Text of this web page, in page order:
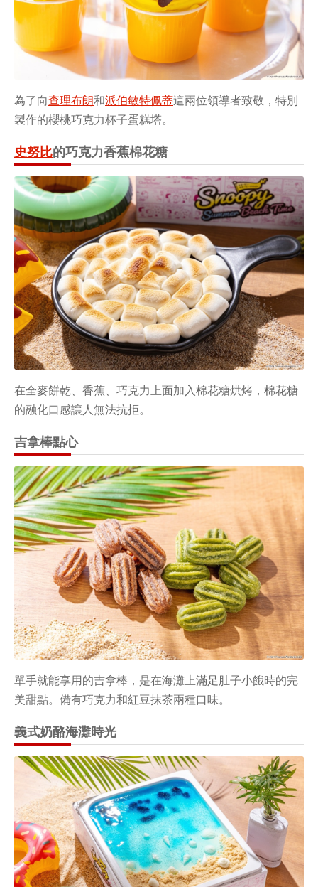
為了向查理布朗和派伯敏特佩蒂這兩位領導者致敬，特別
製作的櫻桃巧克力杯子蛋糕塔。
史努比的巧克力香蕉棉花糖
在全麥餅乾、香蕉、巧克力上面加入棉花糖烘烤，棉花糖
的融化口感讓人無法抗拒。
吉拿棒點心
單手就能享用的吉拿棒，是在海灘上滿足肚子小餓時的完
美甜點。備有巧克力和紅豆抹茶兩種口味。
義式奶酪海灘時光